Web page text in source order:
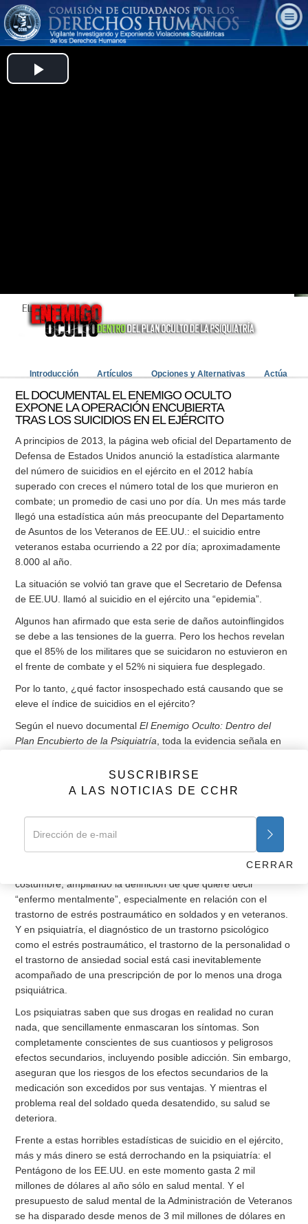
Play
Actúa
Opciones y Alternativas
Artículos
Introducción
EL DOCUMENTAL EL ENEMIGO OCULTO
EXPONE LA OPERACIÓN ENCUBIERTA
TRAS LOS SUICIDIOS EN EL EJÉRCITO
A principios de 2013, la página web oficial del Departamento de
Defensa de Estados Unidos anunció la estadística alarmante
del número de suicidios en el ejército en el 2012 había
superado con creces el número total de los que murieron en
combate; un promedio de casi uno por día. Un mes más tarde
llegó una estadística aún más preocupante del Departamento
de Asuntos de los Veteranos de EE.UU.: el suicidio entre
veteranos estaba ocurriendo a 22 por día; aproximadamente
8.000 al año.
La situación se volvió tan grave que el Secretario de Defensa
de EE.UU. llamó al suicidio en el ejército una “epidemia”.
Algunos han afirmado que esta serie de daños autoinflingidos
se debe a las tensiones de la guerra. Pero los hechos revelan
que el 85% de los militares que se suicidaron no estuvieron en
el frente de combate y el 52% ni siquiera fue desplegado.
Por lo tanto, ¿qué factor insospechado está causando que se
eleve el índice de suicidios en el ejército?
Según el nuevo documentalEl Enemigo Oculto: Dentro del
Plan Encubierto de la Psiquiatría, toda la evidencia señala en
psiquiátricas desde 2003. Los efectos secundarios conocidos
de estas drogas, como un aumento de la agresividad y del
similares en los índices de violencia doméstica, abuso de
menores y crímenes sexuales entre militares, además de
Tira del hilo aún más y encontrarás a psiquiatras, como de
costumbre, ampliando la definición de qué quiere decir
“enfermo mentalmente”, especialmente en relación con el
trastorno de estrés postraumático en soldados y en veteranos.
Y en psiquiatría, el diagnóstico de un trastorno psicológico
como el estrés postraumático, el trastorno de la personalidad o
el trastorno de ansiedad social está casi inevitablemente
acompañado de una prescripción de por lo menos una droga
psiquiátrica.
Los psiquiatras saben que sus drogas en realidad no curan
nada, que sencillamente enmascaran los síntomas. Son
completamente conscientes de sus cuantiosos y peligrosos
efectos secundarios, incluyendo posible adicción. Sin embargo,
aseguran que los riesgos de los efectos secundarios de la
medicación son excedidos por sus ventajas. Y mientras el
problema real del soldado queda desatendido, su salud se
deteriora.
Frente a estas horribles estadísticas de suicidio en el ejército,
más y más dinero se está derrochando en la psiquiatría: el
Pentágono de los EE.UU. en este momento gasta 2 mil
millones de dólares al año sólo en salud mental. Y el
presupuesto de salud mental de la Administración de Veteranos
se ha disparado desde menos de 3 mil millones de dólares en
SUSCRIBIRSE
A LAS NOTICIAS DE CCHR
CERRAR